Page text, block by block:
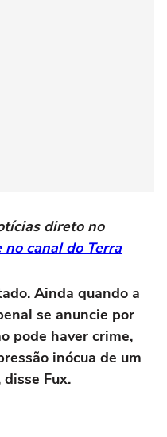
direto no
no canal do Terra
Ainda quando a
se anuncie por
pode haver crime,
inócua de um
Fux.